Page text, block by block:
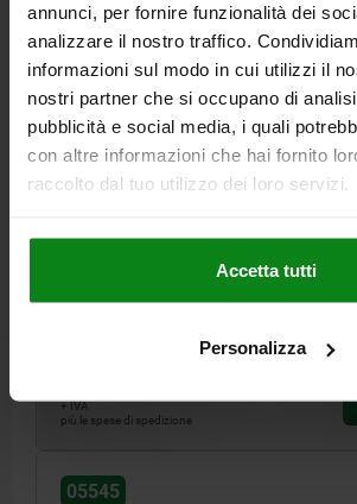
annunci, per fornire funzionalità dei
analizzare il nostro traffico.
informazioni sul modo in cui utilizzi il
nostri partner che si occupano di
pubblicità e social media, i quali
con altre informazioni che hai fornito
raccolto dal tuo utilizzo dei loro servizi.
Accetta tutti
Personalizza
CHIUSURA A LEVA CON GANCIO DI
FORO AVVITAMENTO VISIB., FORMA:C
OCHIELLO, ACCIAIO ZINCATO E
MATERIALE CORPO BASE=ACCIAIO FORMA=C
TIPO DI PRODOTTO=CON OCCHIELLO
+ IVA
più le spese di spedizione
05545